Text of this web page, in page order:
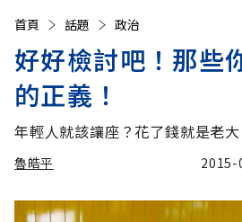
首頁 話題 政治
好好檢討吧！那些
的正義！
年輕人就該讓座？花了錢就是老大
魯皓平